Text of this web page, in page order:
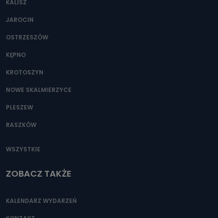
Można to zrobić pod numerem telefonu 62 735-51-05 lub
KALISZ
JAROCIN
OSTRZESZÓW
KĘPNO
KROTOSZYN
NOWE SKALMIERZYCE
PLESZEW
RASZKÓW
WSZYSTKIE
ZOBACZ TAKŻE
KALENDARZ WYDARZEŃ